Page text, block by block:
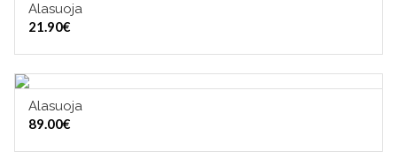
Alasuoja
21.90€
Alasuoja
89.00€